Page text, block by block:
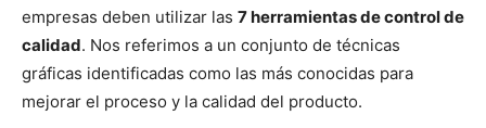
empresas deben utilizar las 7 herramientas de control de
calidad. Nos referimos a un conjunto de técnicas
gráficas identificadas como las más conocidas para
mejorar el proceso y la calidad del producto.